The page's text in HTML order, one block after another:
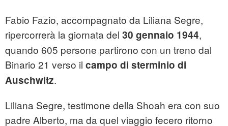
Fabio Fazio, accompagnato da Liliana Segre,
ripercorrerà la giornata del 30 gennaio 1944,
quando 605 persone partirono con un treno dal
Binario 21 verso il campo di sterminio di
Auschwitz.
Liliana Segre, testimone della Shoah era con suo
padre Alberto, ma da quel viaggio fecero ritorno